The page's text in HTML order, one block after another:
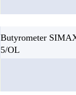
Butyrometer
5/OL